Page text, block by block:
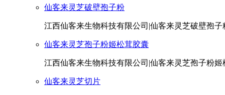
仙客来灵芝破壁孢子粉
江西仙客来生物科技有限公司|仙客来灵芝破壁孢子
仙客来灵芝孢子粉姬松茸胶囊
江西仙客来生物科技有限公司|仙客来灵芝孢子粉姬
仙客来灵芝切片